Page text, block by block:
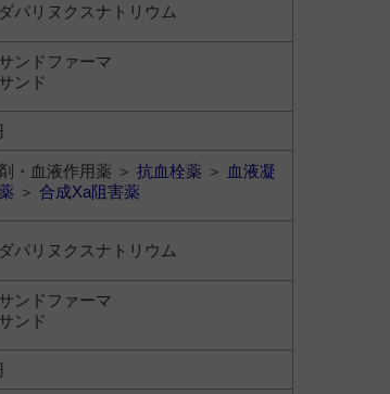
パリヌクスナトリウム
サンドファーマ
ンド
・血液作用薬 ＞ 抗血栓薬 ＞ 血液凝
＞ 合成Xa阻害薬
パリヌクスナトリウム
サンドファーマ
ンド